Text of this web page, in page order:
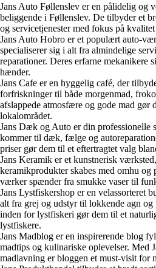
Jans Auto Føllenslev er en pålidelig og
beliggende i Føllenslev. De tilbyder et
og servicetjenester med fokus på
Jans Auto Hobro er et populært auto-
specialiserer sig i alt fra almindelige
reparationer. Deres erfarne mekanikere
hænder.
Jans Cafe er en hyggelig café, der
forfriskninger til både morgenmad,
afslappede atmosfære og gode mad gør
lokalområdet.
Jans Dæk og Auto er din professionelle
kommer til dæk, fælge og
priser gør dem til et eftertragtet valg
Jans Keramik er et kunstnerisk
keramikprodukter skabes med omhu og
værker spænder fra smukke vaser til
Jans Lystfiskershop er en velassorteret
alt fra grej og udstyr til lokkende agn og
inden for lystfiskeri gør dem til et
lystfiskere.
Jans Madblog er en inspirerende blog
madtips og kulinariske oplevelser. Med
madlavning er bloggen et must-visit for